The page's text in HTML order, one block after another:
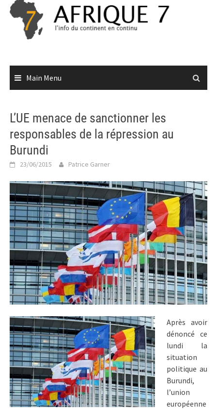
Skip
content
Main Menu
L’UE menace de sanctionner les
responsables de la répression au
Burundi
23/06/2015 Patrice Garner
Après avoir
dénoncé ce
lundi la
situation
politique au
Burundi,
l’union
européenne